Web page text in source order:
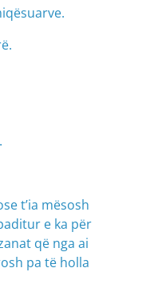
t’ia mësosh
e ka për
që nga ai
pa të holla